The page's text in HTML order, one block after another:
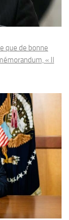
que de bonne
« Il